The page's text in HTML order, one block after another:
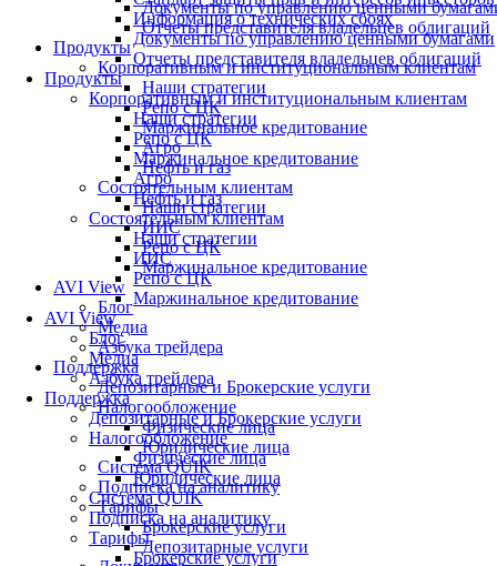
Информация о технических сбоях
Документы по управлению ценными бумагами
Отчеты представителя владельцев облигаций
Продукты
Корпоративным и институциональным клиентам
Наши стратегии
Репо с ЦК
Маржинальное кредитование
Агро
Нефть и газ
Состоятельным клиентам
Наши стратегии
ИИС
Репо с ЦК
Маржинальное кредитование
AVI View
Блог
Медиа
Азбука трейдера
Поддержка
Депозитарные и Брокерские услуги
Налогообложение
Физические лица
Юридические лица
Система QUIK
Подписка на аналитику
Тарифы
Брокерские услуги
Документы по управлению ценными
Отчеты представителя владельцев облигаций
Продукты
Корпоративным и институциональным клиентам
Наши стратегии
Репо с ЦК
Маржинальное кредитование
Агро
Нефть и газ
Состоятельным клиентам
Наши стратегии
ИИС
Репо с ЦК
Маржинальное кредитование
AVI View
Блог
Медиа
Азбука трейдера
Поддержка
Депозитарные и Брокерские услуги
Налогообложение
Физические лица
Юридические лица
Система QUIK
Подписка на аналитику
Тарифы
Брокерские услуги
Депозитарные услуги